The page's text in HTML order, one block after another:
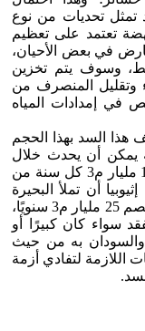
تحديات من نوع
تعتمد على تعظيم
في بعض الأحيان،
وسوف يتم تخزين
وتقليل المنصرف من
في إمدادات المياه
هذا السد بهذا الحجم
يمكن أن يحدث خلال
خمس سنوات-فهذا يعنى استقطاع 15 مليار م3 كل سنة من
أن تملأ البحيرة
خلال ثلاث سنوات فقط، فهذا يعنى خصم 25 مليار م3 سنويًا،
سواء كان كبيرًا أو
به من حيث
اللازمة لتفادي أزمة